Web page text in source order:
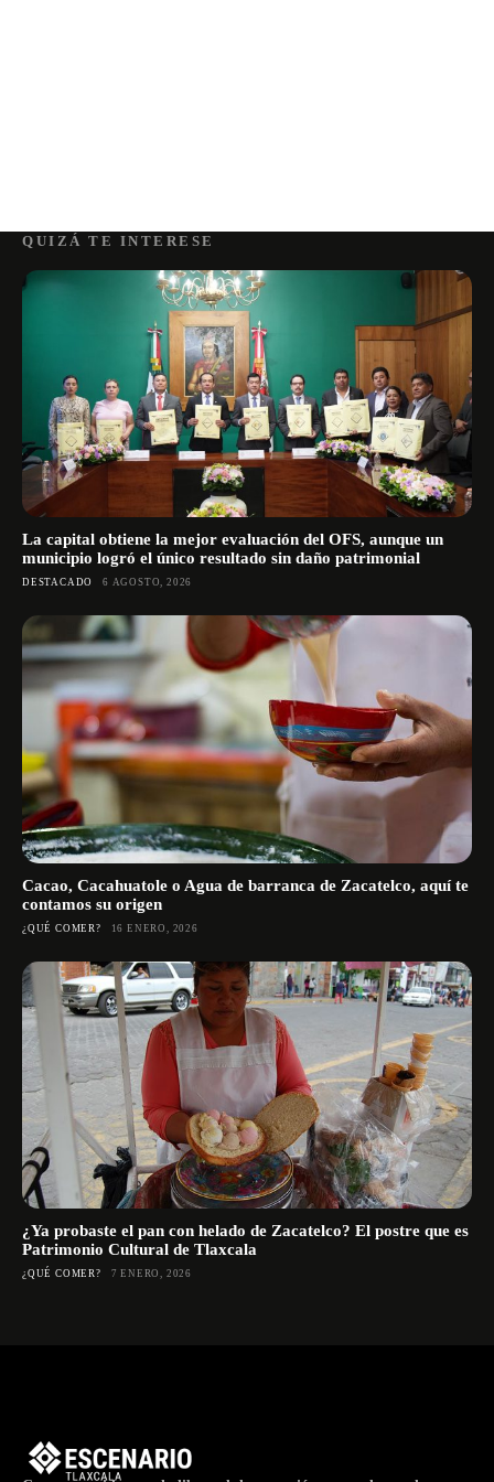
QUIZÁ TE INTERESE
La capital obtiene la mejor evaluación del OFS, aunque un
municipio logró el único resultado sin daño patrimonial
DESTACADO 6 AGOSTO, 2026
Cacao, Cacahuatole o Agua de barranca de Zacatelco, aquí te
contamos su origen
¿QUÉ COMER? 16 ENERO, 2026
¿Ya probaste el pan con helado de Zacatelco? El postre que es
Patrimonio Cultural de Tlaxcala
¿QUÉ COMER? 7 ENERO, 2026